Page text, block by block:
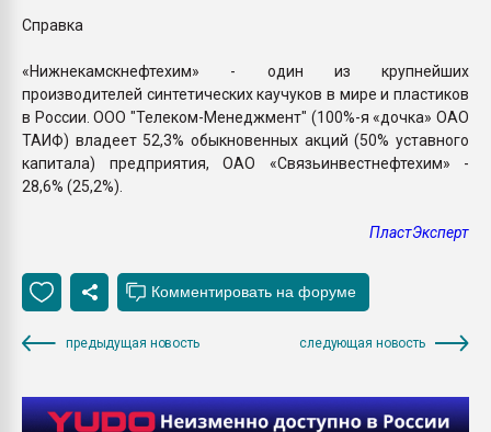
Справка
«Нижнекамскнефтехим» - один из крупнейших
производителей синтетических каучуков в мире и пластиков
в России. ООО "Телеком-Менеджмент" (100%-я «дочка» ОАО
ТАИФ) владеет 52,3% обыкновенных акций (50% уставного
капитала) предприятия, ОАО «Связьинвестнефтехим» -
28,6% (25,2%).
ПластЭксперт
предыдущая новость следующая новость